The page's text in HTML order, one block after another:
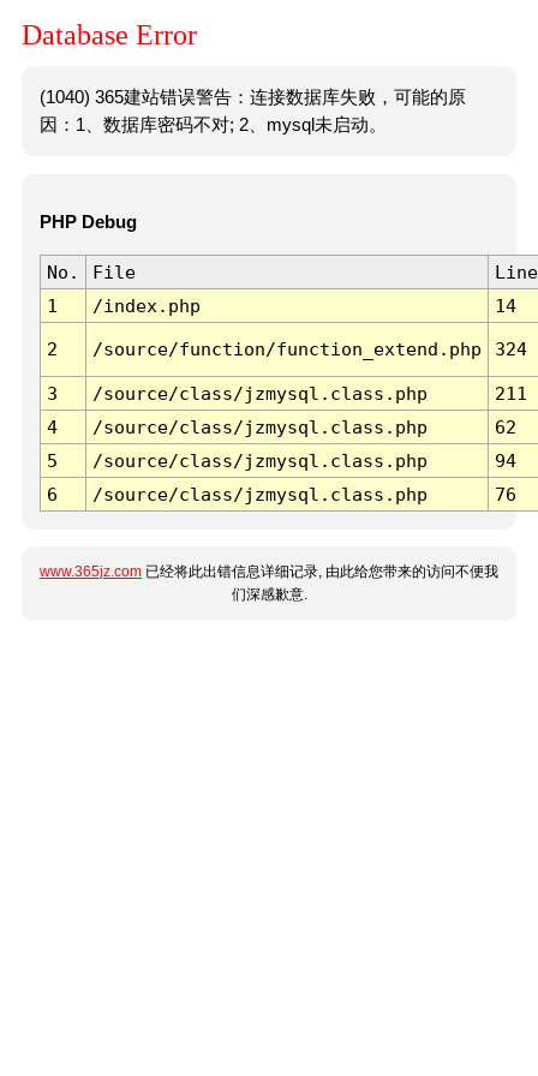
Database Error
(1040) 365建站错误警告：连接数据库失败，可能的原
因：1、数据库密码不对; 2、mysql未启动。
PHP Debug
No. File
Line
1
/index.php 14
2 /source/function/function_extend.php 324
3 /source/class/jzmysql.class.php
211
4
/source/class/jzmysql.class.php
62
5
/source/class/jzmysql.class.php
94
6
/source/class/jzmysql.class.php 76
www.365jz.com 已经将此出错信息详细记录, 由此给您带来的访问不便我
们深感歉意.